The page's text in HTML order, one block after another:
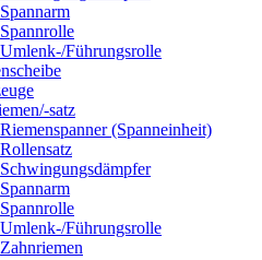
Spannarm
Spannrolle
Umlenk-/Führungsrolle
satz
Riemenspanner (Spanneinheit)
Rollensatz
Schwingungsdämpfer
Spannarm
Spannrolle
Umlenk-/Führungsrolle
Zahnriemen